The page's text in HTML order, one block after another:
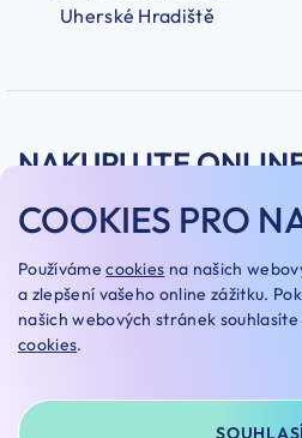
Uherské Hradiště
NAKUPUJTE
PROHLÉDNOUT VŠECHEN
COOKIES PRO
Používámecookies na našich
a zlepšení vašeho online zážitku.
našich webových stránek
cookies.